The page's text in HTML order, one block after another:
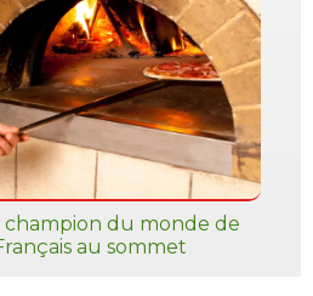
du monde de
au sommet